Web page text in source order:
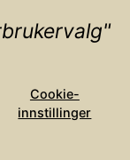
Cookie-
innstillinger